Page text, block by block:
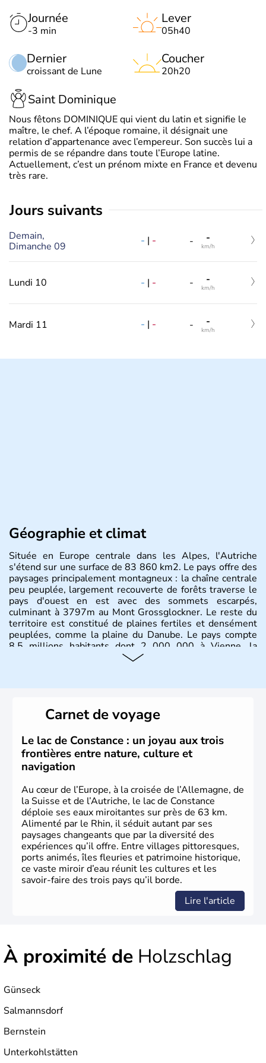
Journée
-3 min
Dernier
croissant de Lune
Lever
05h40
Coucher
20h20
Saint Dominique
Nous fêtons DOMINIQUE qui vient du latin et signifie le
maître, le chef. A l’époque romaine, il désignait une
relation d’appartenance avec l’empereur. Son succès lui a
permis de se répandre dans toute l’Europe latine.
Actuellement, c’est un prénom mixte en France et devenu
très rare.
jours suivants
Demain,
Dimanche 09
- | - - -
km/h
Lundi 10 - | - - -
km/h
Mardi 11 - | - - -
km/h
Géographie et climat
Située en Europe centrale dans les Alpes, l'Autriche
s'étend sur une surface de 83 860 km2. Le pays offre des
paysages principalement montagneux : la chaîne centrale
peu peuplée, largement recouverte de forêts traverse le
pays d'ouest en est avec des sommets escarpés,
culminant à 3797m au Mont Grossglockner. Le reste du
territoire est constitué de plaines fertiles et densément
peuplées, comme la plaine du Danube. Le pays compte
8.5 millions habitants dont 2 000 000 à Vienne, la
compte aujourd'hui plus de 8 millions d'habitants.
L'Autriche a donné naissance à de nombreux artistes :
Mozart, Schubert, le psychanalyste Freud, Romy
Schneider, Arnold Schwarzenegger, Anton Bruckner,
Gustav Mahler font partie des Autrichiens les plus
marquants de ces dernières décennies.
Carnet de voyage
Le lac de Constance : un joyau aux trois
frontières entre nature, culture et
navigation
Au cœur de l’Europe, à la croisée de l’Allemagne, de
la Suisse et de l’Autriche, le lac de Constance
déploie ses eaux miroitantes sur près de 63 km.
Alimenté par le Rhin, il séduit autant par ses
paysages changeants que par la diversité des
expériences qu’il offre. Entre villages pittoresques,
ports animés, îles fleuries et patrimoine historique,
ce vaste miroir d’eau réunit les cultures et les
savoir-faire des trois pays qu’il borde.
Lire l'article
À proximité de Holzschlag
Günseck
Salmannsdorf
Bernstein
Unterkohlstätten